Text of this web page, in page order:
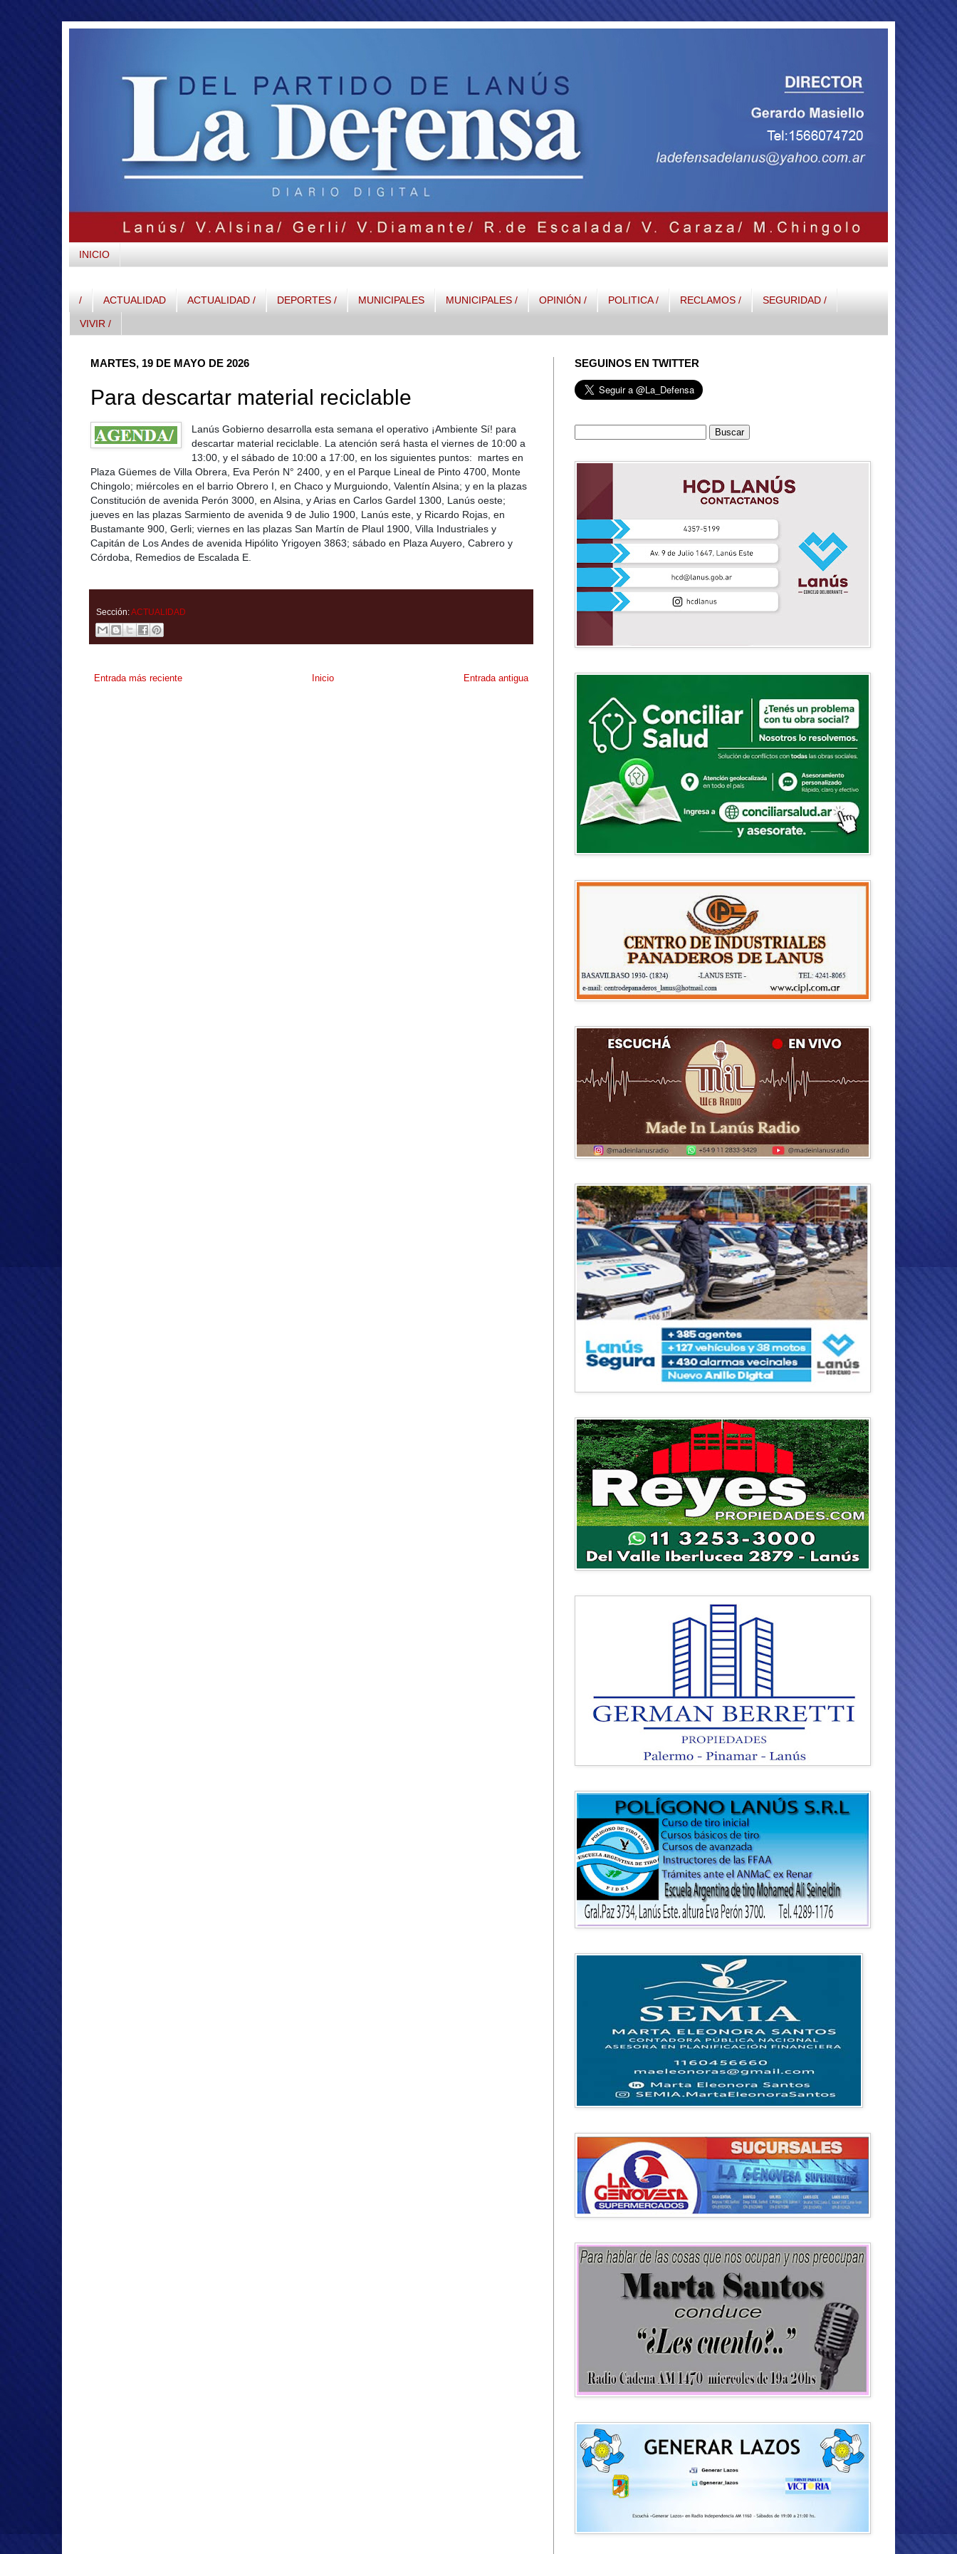
INICIO
/ ACTUALIDAD ACTUALIDAD / DEPORTES / MUNICIPALES MUNICIPALES / OPINIÓN / POLITICA / RECLAMOS / SEGURIDAD /
VIVIR /
MARTES, 19 DE MAYO DE 2026
Para descartar material reciclable
Lanús Gobierno desarrolla esta semana el operativo ¡Ambiente Sí! para
descartar material reciclable. La atención será hasta el viernes de 10:00 a
13:00, y el sábado de 10:00 a 17:00, en los siguientes puntos:
martes en
Plaza Güemes de Villa Obrera, Eva Perón N° 2400, y en el Parque Lineal de Pinto 4700, Monte
Chingolo; miércoles en el barrio Obrero I, en Chaco y Murguiondo, Valentín Alsina; y en la plazas
Constitución de avenida Perón 3000, en Alsina, y Arias en Carlos Gardel 1300, Lanús oeste;
jueves en las plazas Sarmiento de avenida 9 de Julio 1900, Lanús este, y Ricardo Rojas, en
Bustamante 900, Gerli; viernes en las plazas San Martín de Plaul 1900, Villa Industriales y
Capitán de Los Andes de avenida Hipólito Yrigoyen 3863; sábado en Plaza Auyero, Cabrero y
Córdoba, Remedios de Escalada E.
Sección:ACTUALIDAD
Entrada más reciente Entrada antigua
Inicio
SEGUINOS EN TWITTER